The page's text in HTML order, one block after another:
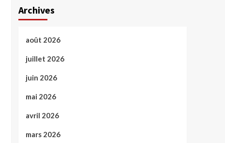
Archives
août 2026
juillet 2026
juin 2026
mai 2026
avril 2026
mars 2026